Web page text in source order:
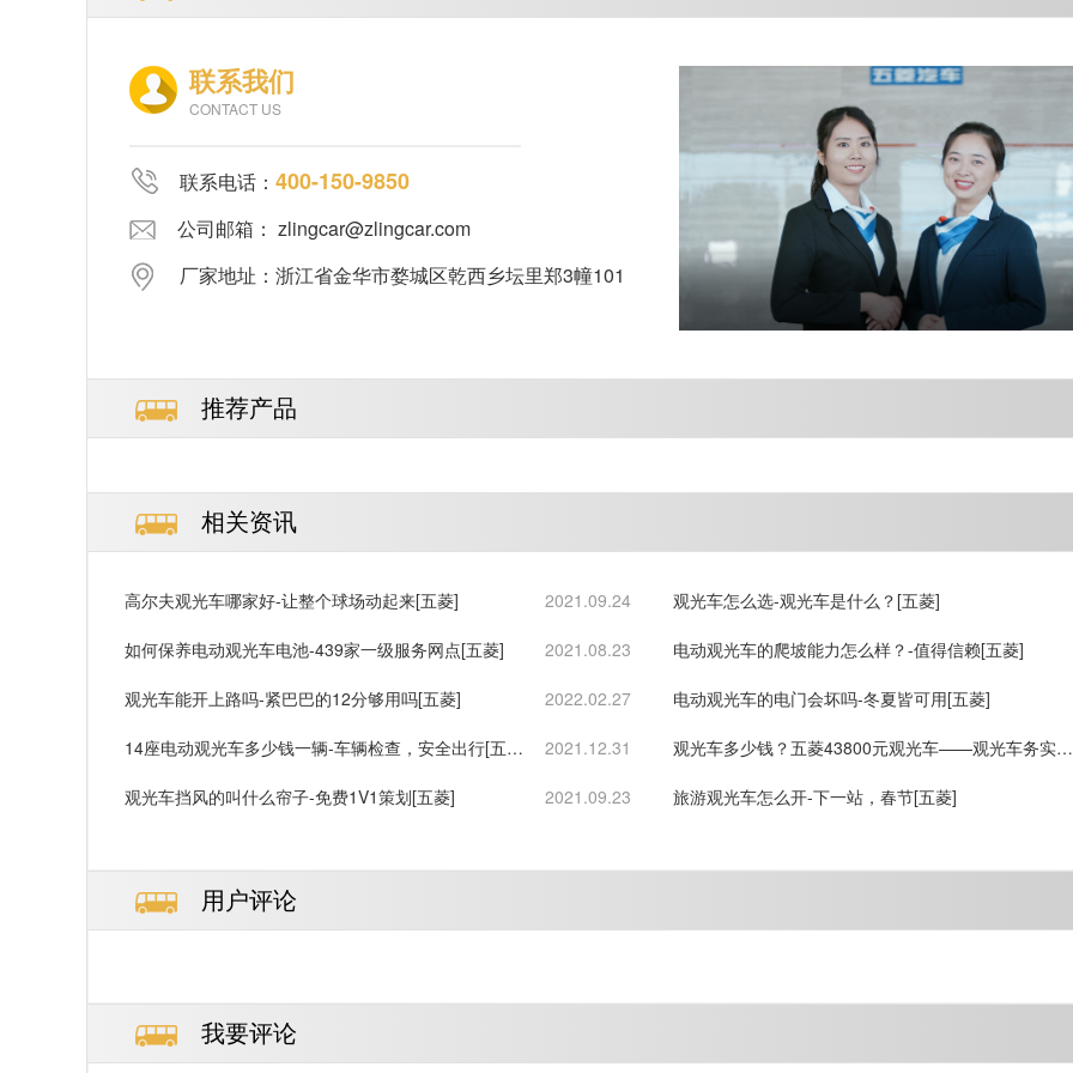
联系我们
CONTACT US
联系电话： 400-150-9850
公司邮箱： zlingcar@zlingcar.com
厂家地址：浙江省金华市婺城区乾西乡坛里郑3幢101
推荐产品
相关资讯
高尔夫观光车哪家好-让整个球场动起来[五菱] 2021.09.24 观光车怎么选-观光车是什么？[五菱]
如何保养电动观光车电池-439家一级服务网点[五菱] 2021.08.23 电动观光车的爬坡能力怎么样？-值得信赖[五菱]
观光车能开上路吗-紧巴巴的12分够用吗[五菱] 2022.02.27 电动观光车的电门会坏吗-冬夏皆可用[五菱]
14座电动观光车多少钱一辆-车辆检查，安全出行[五
2021.12.31
观光车多少钱？五菱43800元观光车——观光车务实选
观光车挡风的叫什么帘子-免费1V1策划[五菱]
2021.09.23 旅游观光车怎么开-下一站，春节[五菱]
用户评论
我要评论